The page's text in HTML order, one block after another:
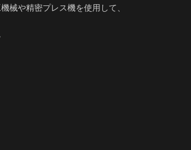
械や精密プレス機を使用して、